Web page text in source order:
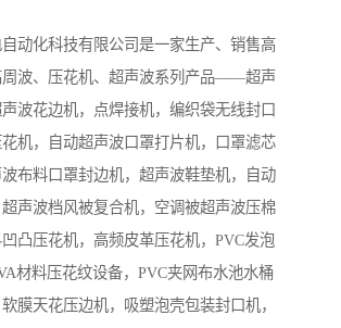
动化科技有限公司是一家生产、销售高
周波、压花机、超声波系列产品——超声
波花边机，点焊接机，编织袋无线封口
机，自动超声波口罩打片机，口罩滤芯
布料口罩封边机，超声波鞋垫机，自动
声波档风被复合机，空调被超声波压棉
凸压花机，高频皮革压花机，PVC发泡
材料压花纹设备，PVC夹网布水池水桶
膜天花压边机，吸塑泡壳包装封口机，